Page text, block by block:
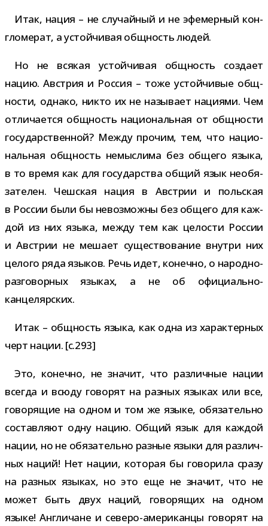
Итак, нация – не слу­чай­ный и не эфе­мер­ный кон­
гло­ме­рат, а устой­чи­вая общ­ность людей.
Но не вся­кая устой­чи­вая общ­ность создает
нацию. Австрия и Россия – тоже устой­чи­вые общ­
но­сти, однако, никто их не назы­вает наци­ями. Чем
отли­ча­ется общ­ность наци­о­наль­ная от общ­но­сти
госу­дар­ствен­ной? Между про­чим, тем, что наци­о­
наль­ная общ­ность немыс­лима без общего языка,
в то время как для госу­дар­ства общий язык необя­
за­те­лен. Чешская нация в Австрии и поль­ская
в России были бы невоз­можны без общего для каж­
дой из них языка, между тем как цело­сти России
и Австрии не мешает суще­ство­ва­ние внутри них
целого ряда язы­ков. Речь идет, конечно, о народно-​
разговорных язы­ках, а не об официально-
канцелярских.
Итак – общ­ность языка, как одна из харак­тер­ных
черт нации. [c.293]
Это, конечно, не зна­чит, что раз­лич­ные нации
все­гда и всюду гово­рят на раз­ных язы­ках или все,
гово­ря­щие на одном и том же языке, обя­за­тельно
состав­ляют одну нацию. Общий язык для каж­дой
нации, но не обя­за­тельно раз­ные языки для раз­лич­
ных наций! Нет нации, кото­рая бы гово­рила сразу
на раз­ных язы­ках, но это еще не зна­чит, что не
может быть двух наций, гово­ря­щих на одном
языке! Англичане и северо-​американцы гово­рят на